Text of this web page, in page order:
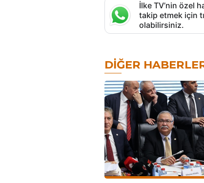
İlke TV’nin özel
takip etmek için
olabilirsiniz.
DIĞER